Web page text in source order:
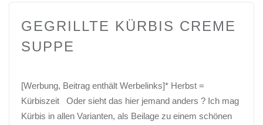
GEGRILLTE KÜRBIS CREME
SUPPE
[Werbung, Beitrag enthält Werbelinks]* Herbst =
Kürbiszeit Oder sieht das hier jemand anders ? Ich mag
Kürbis in allen Varianten, als Beilage zu einem schönen